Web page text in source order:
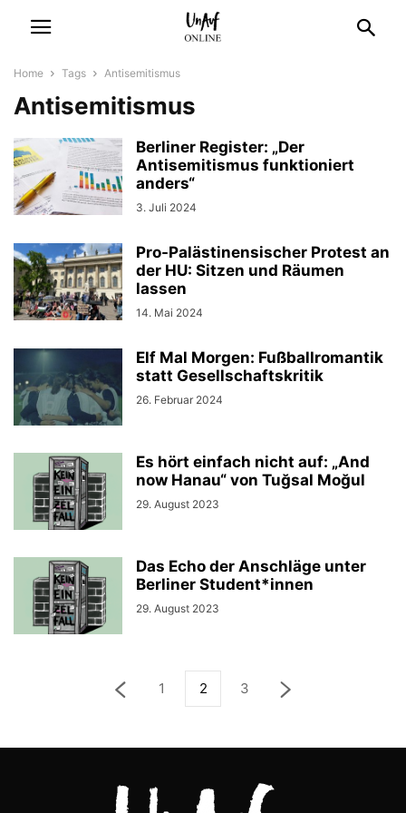
Home Tags Antisemitismus
Antisemitismus
Berliner Register: „Der
Antisemitismus funktioniert
anders“
3. Juli 2024
Pro-Palästinensischer Protest an
der HU: Sitzen und Räumen
lassen
14. Mai 2024
Elf Mal Morgen: Fußballromantik
statt Gesellschaftskritik
26. Februar 2024
Es hört einfach nicht auf: „And
now Hanau“ von Tuğsal Moğul
29. August 2023
Das Echo der Anschläge unter
Berliner Student*innen
29. August 2023
1 2 3